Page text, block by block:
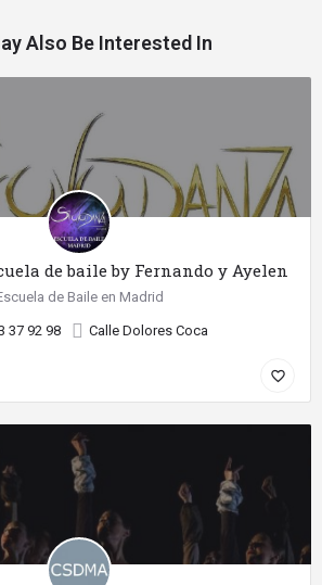
Also Be Interested In
de baile by Fernando y Ayelen
de Baile en Madrid
37 92 98 Calle Dolores Coca
favorite_border